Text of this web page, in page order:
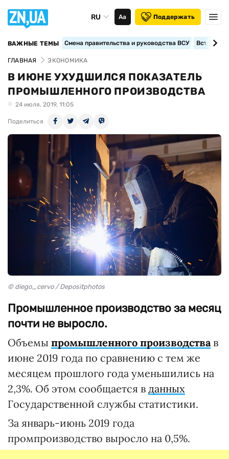
RU Аа Поддержать
ВАЖНЫЕ ТЕМЫ Смена правительства и руководства ВСУ
ГЛАВНАЯ ЭКОНОМИКА
В ИЮНЕ УХУДШИЛСЯ ПОКАЗАТЕЛЬ
ПРОМЫШЛЕННОГО ПРОИЗВОДСТВА
24 июля, 2019, 11:05
Поделиться
© diego_cervo / Depositphotos
Промышленное производство за месяц
почти не выросло.
Объемы промышленного производствав
июне 2019 года по сравнению с тем же
месяцем прошлого года уменьшились на
2,3%. Об этом сообщается в данных
Государственной службы статистики.
За январь-июнь 2019 года
промпроизводство выросло на 0,5%.